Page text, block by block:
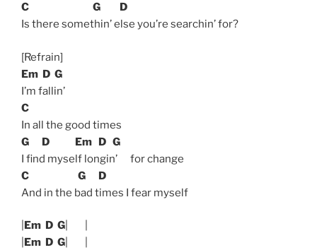
C
G
D
Is there somethin’ else you’re searchin’ for?
[Refrain]
Em D G
I’m fallin’
C
In all the good times
G
D Em D G
I find myself longin’ for change
C
G
D
And in the bad times I fear myself
Em D G
Em D G